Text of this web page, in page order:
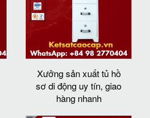
Xưởng sản xuất tủ hồ
sơ di động uy tín, giao
hàng nhanh